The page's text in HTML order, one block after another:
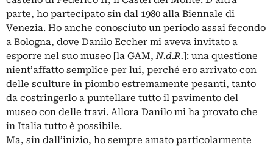
parte, ho partecipato sin dal 1980 alla Biennale di
Venezia. Ho anche conosciuto un periodo assai fecondo
a Bologna, dove Danilo Eccher mi aveva invitato a
esporre nel suo museo [la GAM,N.d.R.]: una questione
nient’affatto semplice per lui, perché ero arrivato con
delle sculture in piombo estremamente pesanti, tanto
da costringerlo a puntellare tutto il pavimento del
museo con delle travi. Allora Danilo mi ha provato che
in Italia tutto è possibile.
Ma, sin dall’inizio, ho sempre amato particolarmente